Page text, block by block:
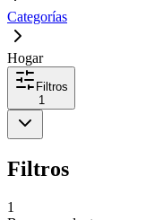
Categorías
Hogar
Filtros
1
Filtros
1